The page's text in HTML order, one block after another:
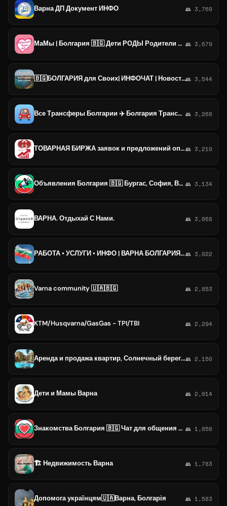
Варна ДП Документ ИНФО 👥 3,769
МаМы | Болгария 🇧🇬 Дети РОДЫ Родители София Бургас Варна Пловдив Несебр Поморие Влас Солнечный 👥 3,679
🇧🇬БОЛГАРИЯ для Своих| ИНФОЧАТ | Новости | София Варна Бургас Пловдив Несебр Солнечный👥 3,544
Все Трансферы Болгарии ✈️ Болгария Трансфер Попутчики Туризм Стамбул Турция Румыния Сербия Бургас Варна София Банско Белград Буд 👥 3,268
ТОВАРНАЯ БИРЖА заявок и предложений оптом f9.market оптовый маркетплейс Феникс 9 | Военные товары | маски | СИЗ | СВО👥 3,210
Объявления Болгария 🇧🇬 Бургас, София, Варна, Несебр, Солнечный берег, Святой Влас, Созополь, Пловдив, Поморие, Сарафово, Албена. 👥 3,134
ВАРНА. Отдыхай С Нами. 👥 3,068
РАБОТА • УСЛУГИ • ИНФО | ВАРНА БОЛГАРИЯ ЕВРОПА 🇪🇺🇧🇬 Варна, Русе, Солнечный берег, Обзор, Несебр, Шумен, Поморье, София.👥 3,022
Varna community 🇺🇦🇧🇬 👥 2,853
KTM/Husqvarna/GasGas - TPI/TBI 👥 2,294
Аренда и продажа квартир, Солнечный берег, Несебр, Свети влас, Бургас, Варна. Без комисии👥 2,150
Дети и Мамы Варна 👥 2,014
Знакомства Болгария 🇧🇬 Чат для общения в г. Бургас, София, Варна, Несебр, Солнечный берег, Святой Влас, Созополь, Пловдив и др 👥 1,858
🏗 Недвижимость Варна 👥 1,783
Допомога українцям🇺🇦Варна, Болгарія 👥 1,583